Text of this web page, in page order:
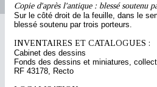
Copie d'après l'antique : blessé soutenu
Sur le côté droit de la feuille, dans le
blessé soutenu par trois porteurs.
INVENTAIRES ET CATALOGUES :
Cabinet des dessins
Fonds des dessins et miniatures,
RF 43178, Recto